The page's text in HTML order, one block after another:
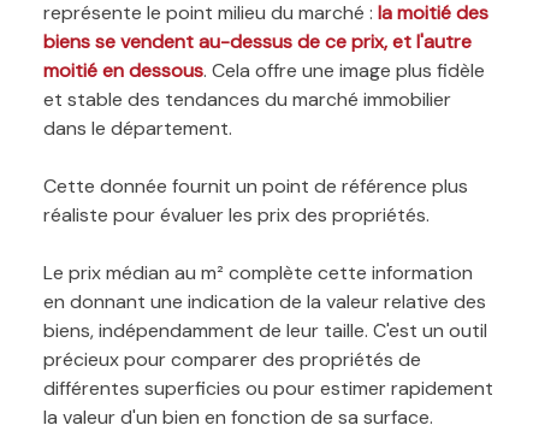
représente le point milieu du marché : la moitié des
biens se vendent au-dessus de ce prix, et l'autre
moitié en dessous. Cela offre une image plus fidèle
et stable des tendances du marché immobilier
dans le département.
Cette donnée fournit un point de référence plus
réaliste pour évaluer les prix des propriétés.
Le prix médian au m² complète cette information
en donnant une indication de la valeur relative des
biens, indépendamment de leur taille. C'est un outil
précieux pour comparer des propriétés de
différentes superficies ou pour estimer rapidement
la valeur d'un bien en fonction de sa surface.